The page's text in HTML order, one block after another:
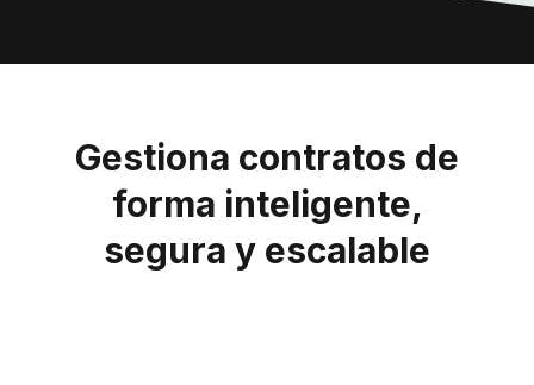
Gestiona contratos de
forma inteligente,
segura y escalable